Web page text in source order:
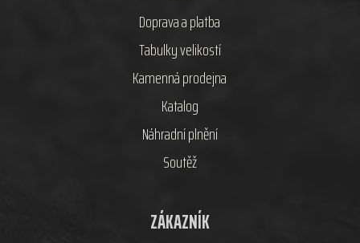
Doprava a platba
Tabulky velikostí
Kamenná prodejna
Katalog
Náhradní plnění
Soutěž
ZÁKAZNÍK